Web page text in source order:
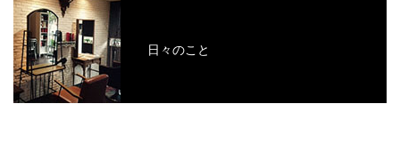
日々のこと